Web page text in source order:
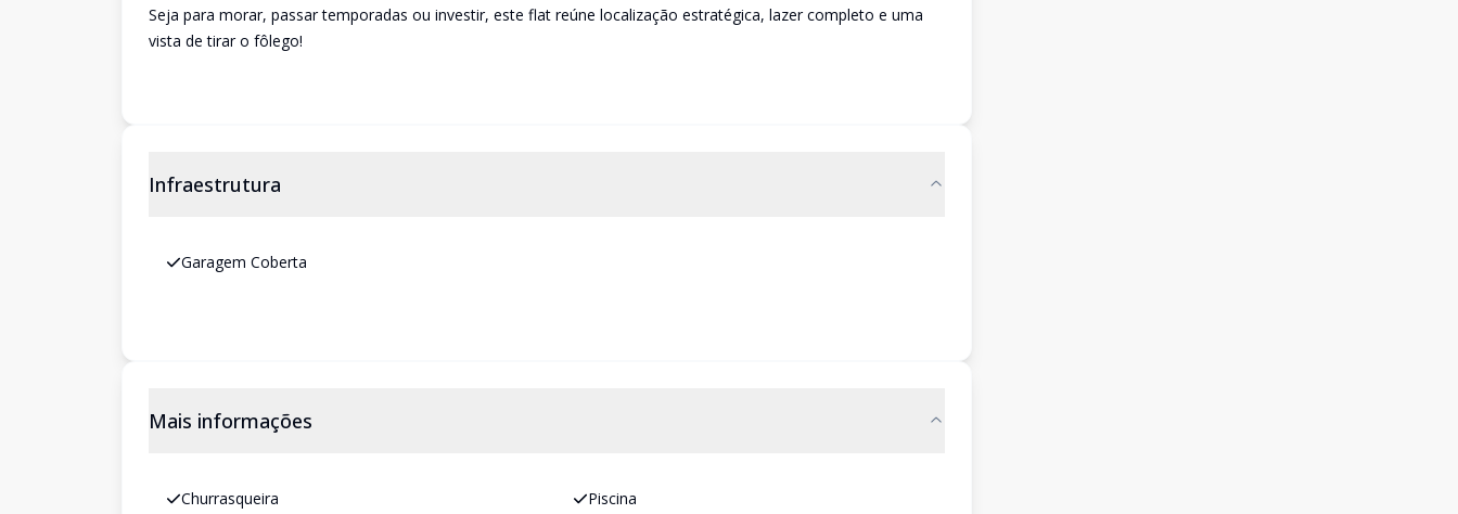
Seja para morar, passar temporadas ou investir, este flat reúne localização estratégica, lazer completo e uma
vista de tirar o fôlego!
Infraestrutura
Garagem Coberta
Mais informações
Churrasqueira Piscina